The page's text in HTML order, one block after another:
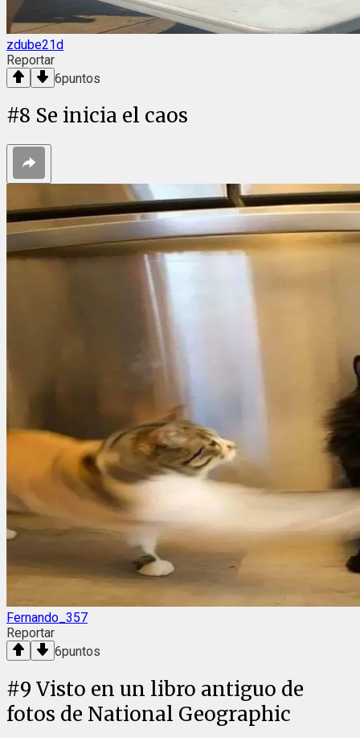
zdube21d
Reportar
6puntos
#8 Se inicia el caos
Fernando_357
Reportar
6puntos
#9 Visto en un libro antiguo de
fotos de National Geographic